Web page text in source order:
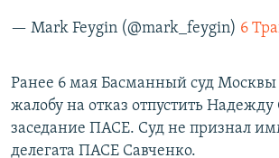
— Mark Feygin (@mark_feygin) 6
Ранее 6 мая Басманный суд Москвы
жалобу на отказ отпустить Надежду
заседание ПАСЕ. Суд не признал
делегата ПАСЕ Савченко.